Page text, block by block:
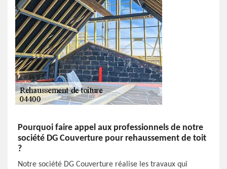
Pourquoi faire appel aux professionnels de notre
société DG Couverture pour rehaussement de toit
?
Notre société DG Couverture réalise les travaux qui